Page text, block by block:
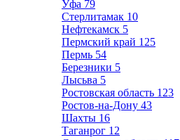
Уфа 79
Стерлитамак 10
Нефтекамск 5
Пермский край 125
Пермь 54
Березники 5
Лысьва 5
Ростовская область 123
Ростов-на-Дону 43
Шахты 16
Таганрог 12